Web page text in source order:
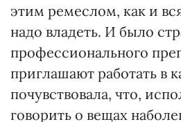
этим ремеслом, как и
надо владеть. И было
профессионального
приглашают работать в
почувствовала, что,
говорить о вещах